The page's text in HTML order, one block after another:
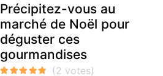
Précipitez-vous au
marché de Noël pour
déguster ces
gourmandises